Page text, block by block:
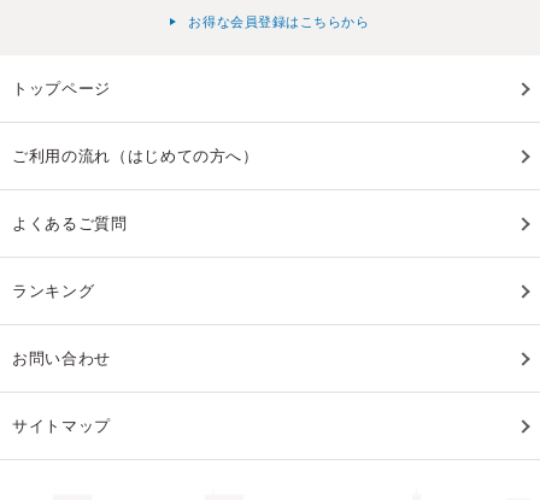
お得な会員登録はこちらから
トップページ
ご利用の流れ（はじめての方へ）
よくあるご質問
ランキング
お問い合わせ
サイトマップ